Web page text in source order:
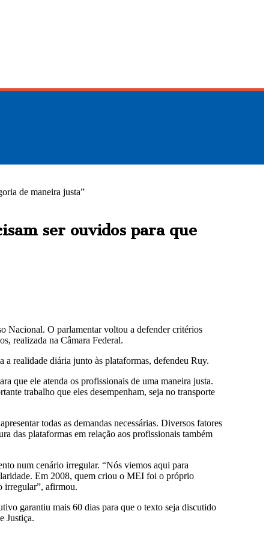
de maneira justa”
ser ouvidos para que
Nacional. O parlamentar voltou a defender critérios
realizada na Câmara Federal.
a realidade diária junto às plataformas, defendeu Ruy.
que ele atenda os profissionais de uma maneira justa.
trabalho que eles desempenham, seja no transporte
todas as demandas necessárias. Diversos fatores
das plataformas em relação aos profissionais também
num cenário irregular. “Nós viemos aqui para
Em 2008, quem criou o MEI foi o próprio
irregular”, afirmou.
garantiu mais 60 dias para que o texto seja discutido
Justiça.